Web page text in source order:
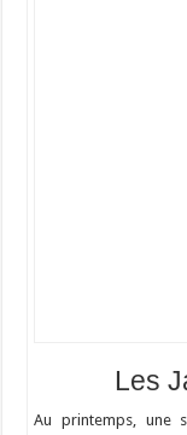
Les
Au printemps, une